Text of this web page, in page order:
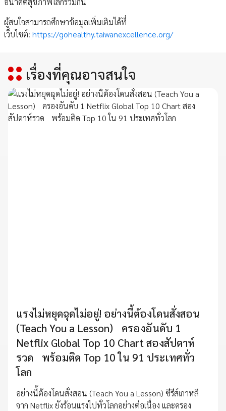
ผู้สนใจสามารถศึกษาข้อมูลเพิ่มเติมได้ที่
เว็บไซต์: https://gohealthy.taiwanexcellence.org/
เรื่องที่คุณอาจสนใจ
แรงไม่หยุดฉุดไม่อยู่! อย่างนี้ต้องโดนสั่งสอน
(Teach You a Lesson) ครองอันดับ 1
Netflix Global Top 10 Chart สองสัปดาห์
รวด พร้อมติด Top 10 ใน 91 ประเทศทั่ว
โลก
อย่างนี้ต้องโดนสั่งสอน (Teach You a Lesson) ซีรีส์เกาหลี
จาก Netflix ยังร้อนแรงไปทั่วโลกอย่างต่อเนื่อง และครอง